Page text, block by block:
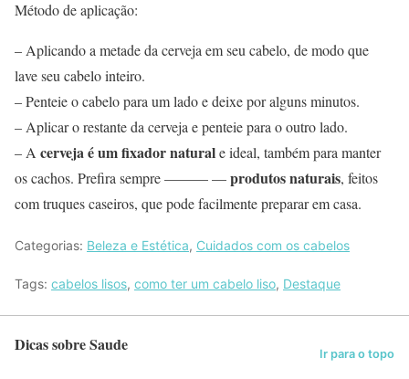
Método de aplicação:
– Aplicando a metade da cerveja em seu cabelo, de modo que
lave seu cabelo inteiro.
– Penteie o cabelo para um lado e deixe por alguns minutos.
– Aplicar o restante da cerveja e penteie para o outro lado.
– A cerveja é um fixador naturale ideal, também para manter
os cachos. Prefira sempre ——— —produtos naturais, feitos
com truques caseiros, que pode facilmente preparar em casa.
Categorias: Beleza e Estética, Cuidados com os cabelos
Tags: cabelos lisos, como ter um cabelo liso, Destaque
Dicas sobre Saude Ir para o topo